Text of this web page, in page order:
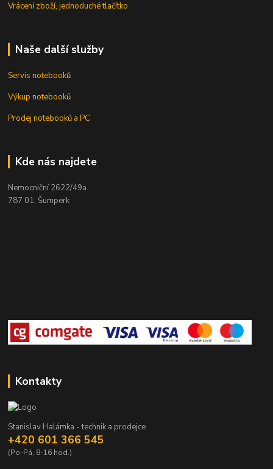
Vrácení zboží, jednoduché tlačítko
Naše další služby
Servis notebooků
Výkup notebooků
Prodej notebooků a PC
Kde nás najdete
Nemocniční 2622/49a
787 01, Šumperk
Kontakty
Stanislav Halámka - technik a prodejce
+420 601 366 545
(Po-Pá, 8-16 hod.)